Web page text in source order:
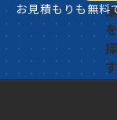
お見積もりも無料